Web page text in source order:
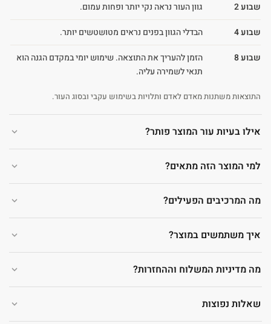
שבוע 2
גוון העור נראה נקי יותר ופחות עמום.
שבוע 4
הבדלי הגוון בפנים נראים מטושטשים יותר.
שבוע 8
הזמן להעריך את התוצאה. שימוש יומי במקדם הגנה הוא
תנאי לשמירה עליה.
התוצאות משתנות מאדם לאדם ותלויות בשימוש עקבי ובסוג העור.
אילו בעיות עור המוצר פותר?
למי המוצר הזה מתאים?
מה המרכיבים הפעילים?
איך משתמשים במוצר?
מה מדיניות המשלוח וההחזרות?
שאלות נפוצות